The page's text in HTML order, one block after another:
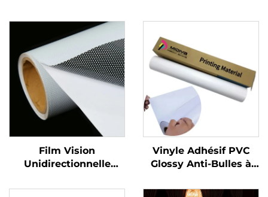
Film Vision
Unidirectionnelle
Graphiques Décalques
Vinyle Adhésif PVC
Glossy Anti-Bulles à
Décalques de Moto,